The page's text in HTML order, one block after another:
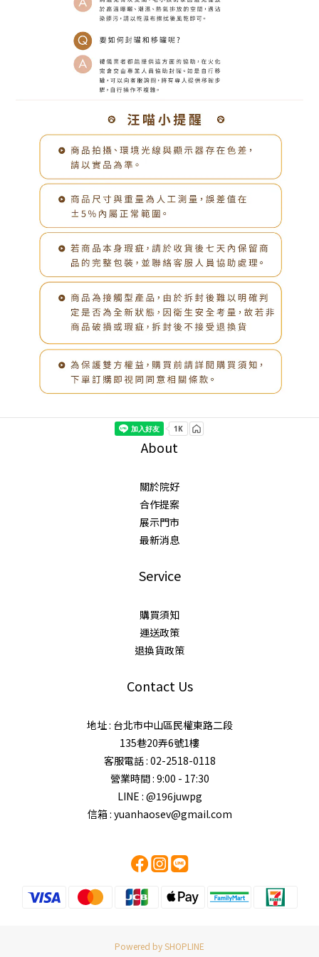
About
關於院好
合作提案
展示門市
最新消息
Service
購買須知
運送政策
退換貨政策
Contact Us
地址 : 台北市中山區民權東路二段
135巷20弄6號1樓
客服電話 : 02-2518-0118
營業時間 : 9:00 - 17:30
LINE : @196juwpg
信箱 : yuanhaosev@gmail.com
Powered by SHOPLINE